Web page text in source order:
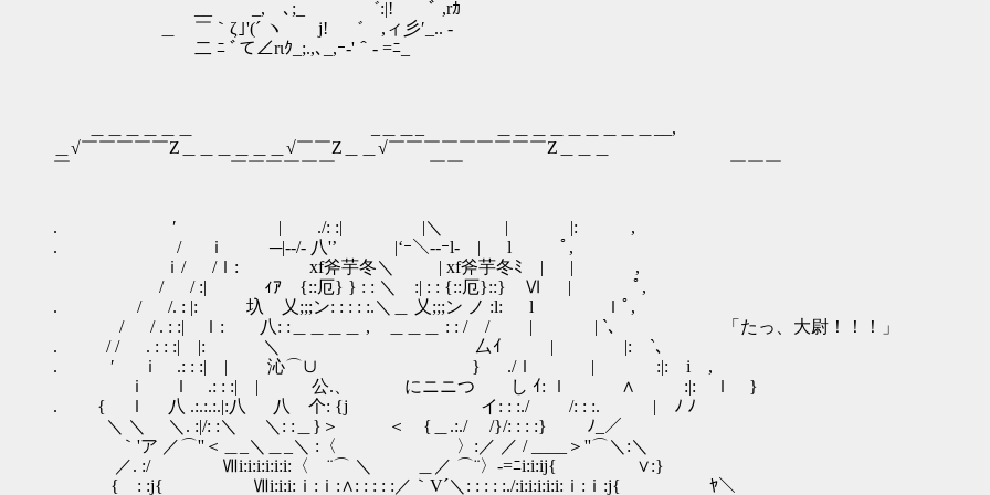
__ _,ゝ､;_ ゛:|! ﾞ ,rｶ ￣
＿ ￣｀ζ｣'(´ ヽ j! ゛ ,ィ彡′_.. -
二 ﾆ ﾞて∠rιｸ_;.,､_,ｰ-'＾- =ﾆ_
＿＿＿＿＿＿ _＿＿_ ＿＿＿＿＿＿＿＿＿__,
＿√￣￣￣￣￣Z＿＿＿＿＿＿√￣￣Z＿＿√￣￣￣￣￣￣￣￣￣Z＿＿＿
￣ ￣￣￣￣￣￣ ￣￣ ￣￣￣
. ′ | ./: :| |＼ | |: ,
. / ｉ ─|--/- 八'’ |‘ｰ＼--ｰl‐ | l ﾟ,
ｉ/ /ｌ: xf斧芋冬＼ | xf斧芋冬ﾐ | | ,
/ / :| ｨｱ {::厄} } : : ＼ :| : : {::厄}::} Ⅵ | ﾟ,
. / /. : |: 圦 乂;;;ン: : : : :.＼＿ 乂;;;ン ノ :l: l ｌﾟ,
/ / . : :| ｌ: 八: :＿＿＿＿ , ＿＿＿ : : / / | | `､ 「たっ、大尉！！！」
. / / . : : :| |: ＼ 厶ｲ | |: `､
. ′ ｉ .: : :| | 沁⌒∪ } ./ｌ | :|: i ,
ｉ ｌ .: : :| | 公.、 にニニつ し ｲ: ｌ ∧ :|: ｌ }
. { ｌ 八 .:.:.:.|:八 八 个: {j イ: : :./ /: : :. | ﾉ ﾉ
＼ ＼ ＼. :|/: :＼ ＼: :＿}＞ ＜ {＿.:./ /}/: : : :} ﾉ_／
｀'ア ／⌒''＜＿_＼＿_＼ :〈 〉:／ ／ / ____＞''⌒＼:＼
／. :/ Ⅶi:i:i:i:i:i:〈 ¨⌒ ＼ ＿／ ⌒¨〉‐=ﾆi:i:ij{ ∨:}
{ : :j{ Ⅶi:i:i:ｉ:ｉ:∧: : : : :／｀V´＼: : : : :./:i:i:i:i:i:ｉ:ｉ:j{ ﾔ＼